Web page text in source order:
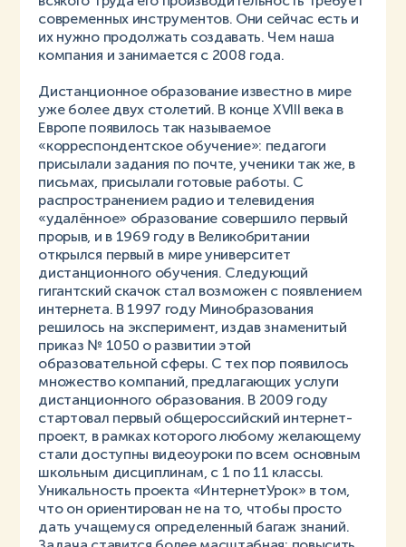
современных инструментов. Они сейчас есть и
их нужно продолжать создавать. Чем наша
компания и занимается с 2008 года.
Дистанционное образование известно в мире
уже более двух столетий. В конце XVIII века в
Европе появилось так называемое
«корреспондентское обучение»: педагоги
присылали задания по почте, ученики так же, в
письмах, присылали готовые работы. С
распространением радио и телевидения
«удалённое» образование совершило первый
прорыв, и в 1969 году в Великобритании
открылся первый в мире университет
дистанционного обучения. Следующий
гигантский скачок стал возможен с появлением
интернета. В 1997 году Минобразования
решилось на эксперимент, издав знаменитый
приказ № 1050 о развитии этой
образовательной сферы. С тех пор появилось
множество компаний, предлагающих услуги
дистанционного образования. В 2009 году
стартовал первый общероссийский интернет-
проект, в рамках которого любому желающему
стали доступны видеоуроки по всем основным
школьным дисциплинам, с 1 по 11 классы.
Уникальность проекта «ИнтернетУрок» в том,
что он ориентирован не на то, чтобы просто
дать учащемуся определенный багаж знаний.